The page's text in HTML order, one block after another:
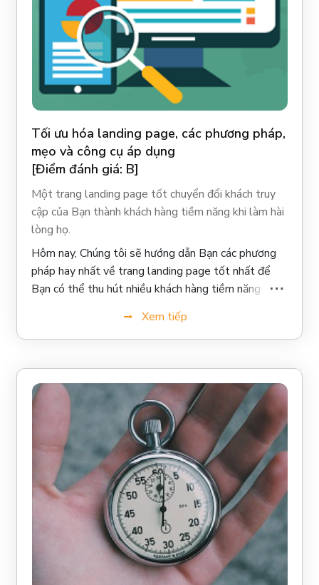
Tối ưu hóa landing page, các phương pháp,
mẹo và công cụ áp dụng
[Điểm đánh giá: B]
Một trang landing page tốt chuyển đổi khách truy
cập của Bạn thành khách hàng tiềm năng khi làm hài
lòng họ.
Hôm nay, Chúng tôi sẽ hướng dẫn Bạn các phương
pháp hay nhất về trang landing page tốt nhất để
Bạn có thể thu hút nhiều khách hàng tiềm năng hơn
Xem tiếp